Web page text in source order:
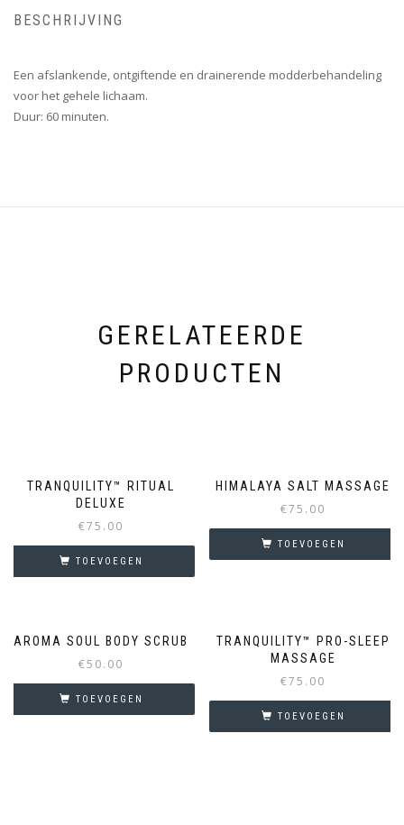
BESCHRIJVING
Een afslankende, ontgiftende en drainerende modderbehandeling
voor het gehele lichaam.
Duur: 60 minuten.
GERELATEERDE
PRODUCTEN
TRANQUILITY™ RITUAL
DELUXE
€75.00
TOEVOEGEN
HIMALAYA SALT MASSAGE
€75.00
TOEVOEGEN
AROMA SOUL BODY SCRUB
€50.00
TOEVOEGEN
TRANQUILITY™ PRO-SLEEP
MASSAGE
€75.00
TOEVOEGEN